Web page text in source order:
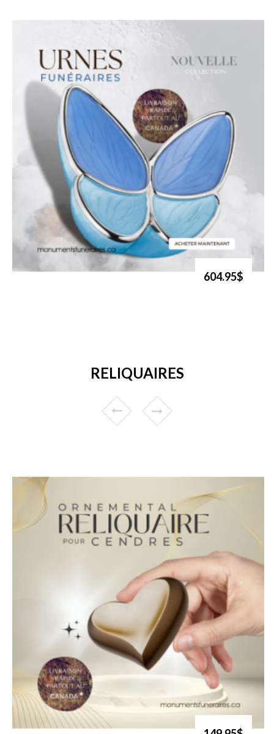
604.95$
RELIQUAIRES